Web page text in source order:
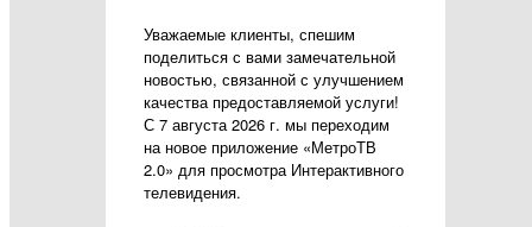
Уважаемые клиенты, спешим
поделиться с вами замечательной
новостью, связанной с улучшением
качества предоставляемой услуги!
С 7 августа 2026 г. мы переходим
на новое приложение «МетроТВ
2.0» для просмотра Интерактивного
телевидения.